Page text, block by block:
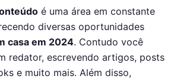
é uma área em constante
diversas oportunidades
casa em 2024. Contudo você
redator, escrevendo artigos, posts
e muito mais. Além disso,